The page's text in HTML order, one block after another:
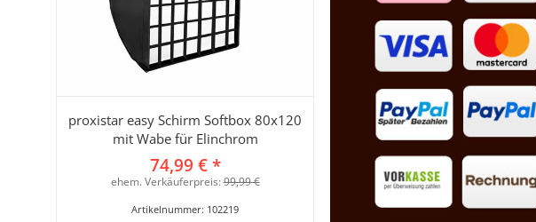
proxistar easy Schirm Softbox 80x120
mit Wabe für Elinchrom
74,99 €*
ehem. Verkäuferpreis:99,99 €
Artikelnummer: 102219